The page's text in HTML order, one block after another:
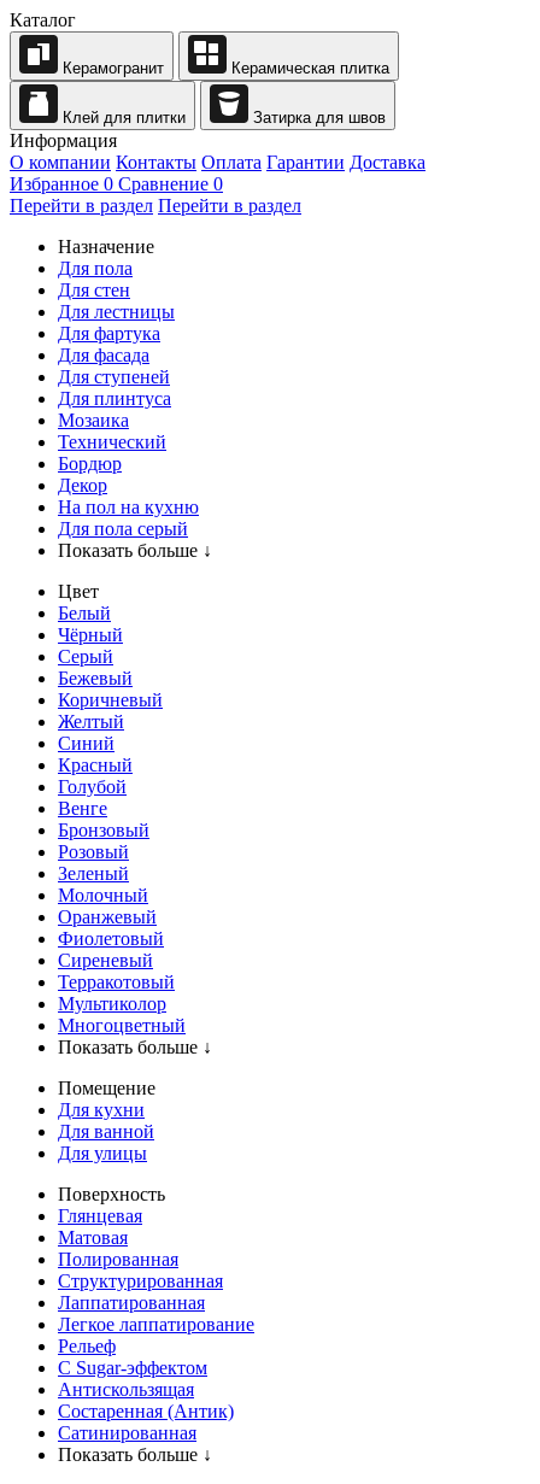
Каталог
Керамогранит Керамическая плитка
Клей для плитки Затирка для швов
Информация
О компании Контакты Оплата Гарантии Доставка
Избранное 0 Сравнение 0
Перейти в раздел Перейти в раздел
Назначение
Для пола
Для стен
Для лестницы
Для фартука
Для фасада
Для ступеней
Для плинтуса
Мозаика
Технический
Бордюр
Декор
На пол на кухню
Для пола серый
Показать больше ↓
Цвет
Белый
Чёрный
Серый
Бежевый
Коричневый
Желтый
Синий
Красный
Голубой
Венге
Бронзовый
Розовый
Зеленый
Молочный
Оранжевый
Фиолетовый
Сиреневый
Терракотовый
Мультиколор
Многоцветный
Показать больше ↓
Помещение
Для кухни
Для ванной
Для улицы
Поверхность
Глянцевая
Матовая
Полированная
Структурированная
Лаппатированная
Легкое лаппатирование
Рельеф
С Sugar-эффектом
Антискользящая
Состаренная (Антик)
Сатинированная
Показать больше ↓